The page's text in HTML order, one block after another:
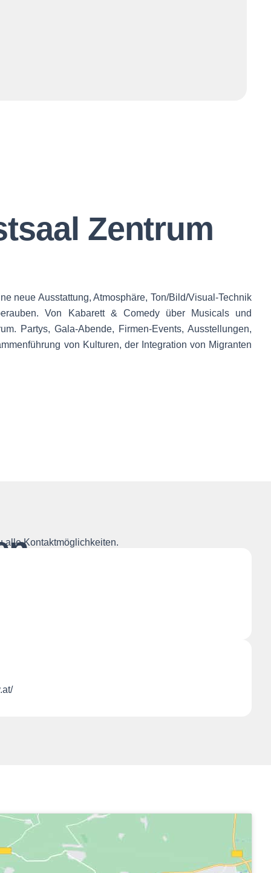
Zentrum
neue Ausstattung, Atmosphäre, Ton/Bild/Visual-Technik
Von Kabarett & Comedy über Musicals und
Partys, Gala-Abende, Firmen-Events, Ausstellungen,
von Kulturen, der Integration von Migranten
alle Kontaktmöglichkeiten.